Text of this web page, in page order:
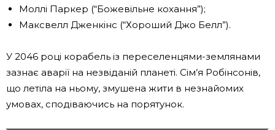
Моллі Паркер (“Божевільне кохання”);
Максвелл Дженкінс (“Хороший Джо Белл”).
У 2046 році корабель із переселенцями-землянами
зазнає аварії на незвіданій планеті. Сім’я Робінсонів,
що летіла на ньому, змушена жити в незнайомих
умовах, сподіваючись на порятунок.